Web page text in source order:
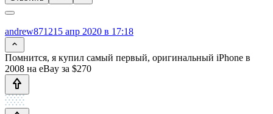
andrew871215 апр 2020 в 17:18
Помнится, я купил самый первый, оригинальный iPhone в
2008 на eBay за $270